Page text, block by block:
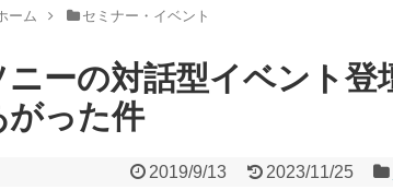
ーム セミナー・イベント
ニーの対話型イベント登
がった件
2019/9/13 2023/11/25